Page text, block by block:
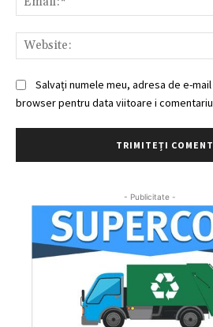
Salvați numele meu, adresa de e-
browser pentru data viitoare i
- Publicitate -